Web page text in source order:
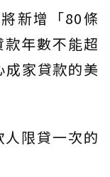
新增「80條
年數不能超
家貸款的美
限貸一次的